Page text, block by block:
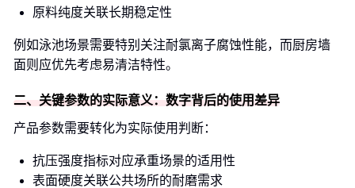
原料纯度关联长期稳定性
例如泳池场景需要特别关注耐氯离子腐蚀性能，而厨房墙
面则应优先考虑易清洁特性。
二、关键参数的实际意义：数字背后的使用差异
产品参数需要转化为实际使用判断：
抗压强度指标对应承重场景的适用性
表面硬度关联公共场所的耐磨需求